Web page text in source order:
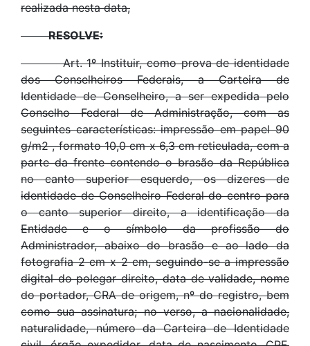
realizada nesta data,
RESOLVE:
Art. 1º Instituir, como prova de identidade
dos Conselheiros Federais, a Carteira de
Identidade de Conselheiro, a ser expedida pelo
Conselho Federal de Administração, com as
seguintes características: impressão em papel 90
g/m2 , formato 10,0 cm x 6,3 cm reticulada, com a
parte da frente contendo o brasão da República
no canto superior esquerdo, os dizeres de
identidade de Conselheiro Federal do centro para
o canto superior direito, a identificação da
Entidade e o símbolo da profissão do
Administrador, abaixo do brasão e ao lado da
fotografia 2 cm x 2 cm, seguindo-se a impressão
digital do polegar direito, data de validade, nome
do portador, CRA de origem, nº do registro, bem
como sua assinatura; no verso, a nacionalidade,
naturalidade, número da Carteira de Identidade